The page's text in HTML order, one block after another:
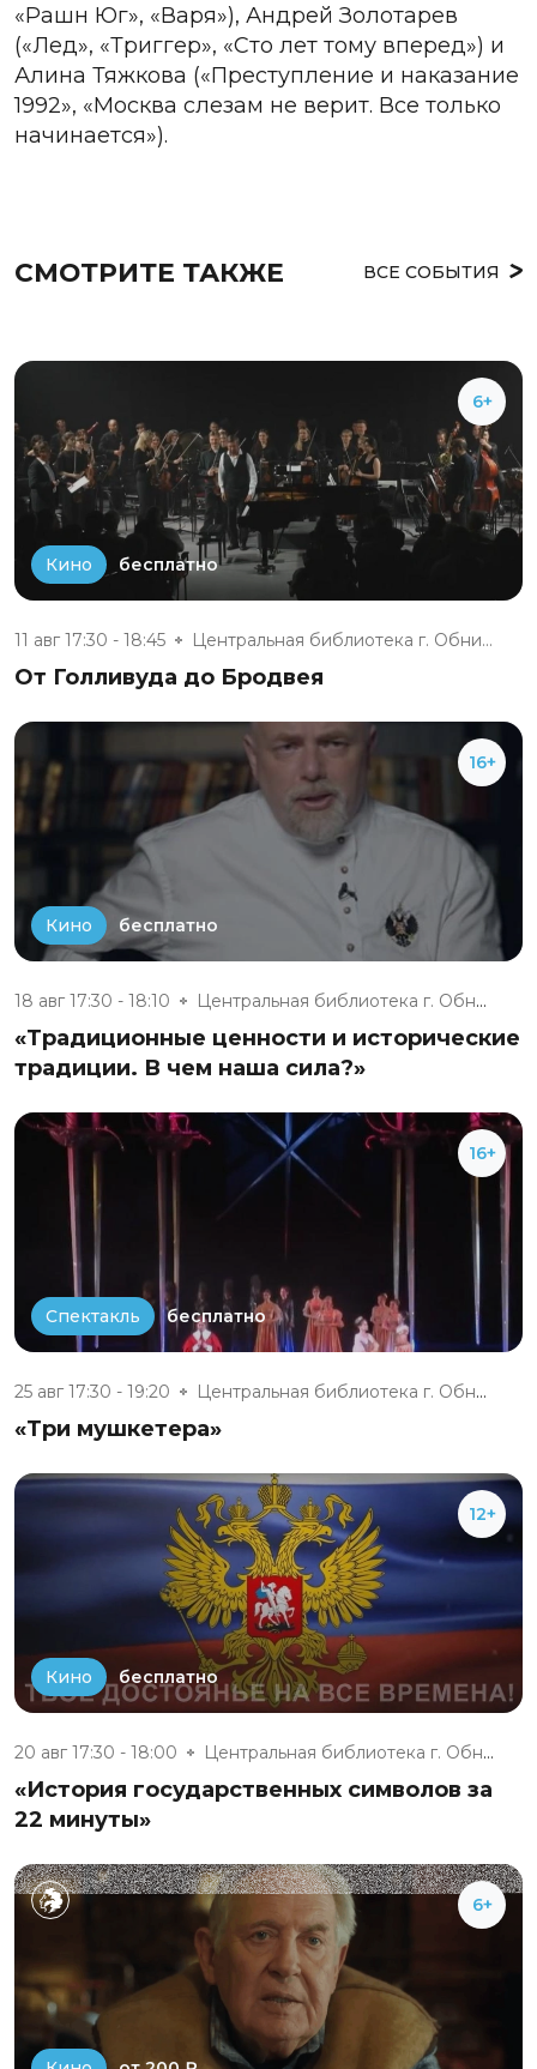
«Рашн Юг», «Варя»), Андрей Золотарев
(«Лед», «Триггер», «Сто лет тому вперед») и
Алина Тяжкова («Преступление и наказание
1992», «Москва слезам не верит. Все только
начинается»).
СМОТРИТЕ ТАКЖЕ ВСЕ СОБЫТИЯ
6+
Кино бесплатно
11 авг 17:30 - 18:45 Центральная библиотека г. Обни...
От Голливуда до Бродвея
16+
Кино бесплатно
18 авг 17:30 - 18:10 Центральная библиотека г. Обни...
«Традиционные ценности и исторические
традиции. В чем наша сила?»
16+
Спектакль бесплатно
25 авг 17:30 - 19:20 Центральная библиотека г. Обни...
«Три мушкетера»
12+
Кино бесплатно
20 авг 17:30 - 18:00 Центральная библиотека г. Обни...
«История государственных символов за
22 минуты»
6+